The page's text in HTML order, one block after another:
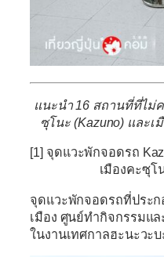
แนะนำ 16 สถานที่ที่ไม่
ซุโนะ (Kazuno) และเ
[1] จุดแวะพักจอดรถ
เมืองคะซุโ
จุดแวะพักจอดรถที่ประ
เมือง ศูนย์ทำกิจกรรมแ
ในงานเทศกาลฮะนะวะ